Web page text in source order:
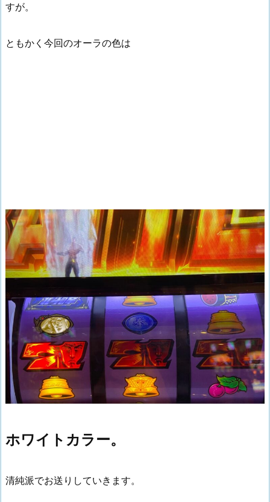
すが。
ともかく今回のオーラの色は
ホワイトカラー。
清純派でお送りしていきます。